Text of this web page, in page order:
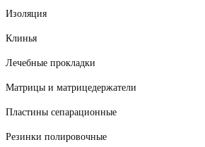
Изоляция
Клинья
Лечебные прокладки
Матрицы и матрицедержатели
Пластины сепарационные
Резинки полировочные